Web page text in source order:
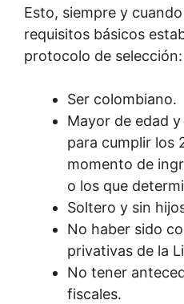
Esto, siempre y
requisitos básicos
protocolo de selección:
Ser colombiano.
Mayor de edad
para cumplir los
momento de
o los que
Soltero y sin
No haber sido
privativas de la
No tener
fiscales.